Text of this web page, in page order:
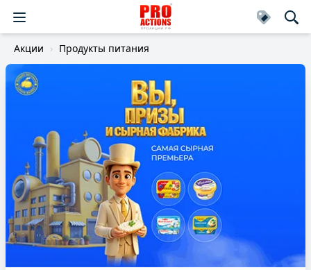
Акции Продукты питания